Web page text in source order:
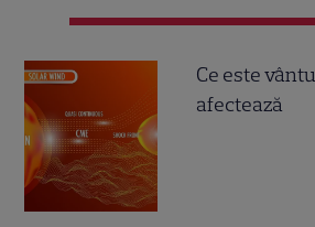
Ce este
afectează